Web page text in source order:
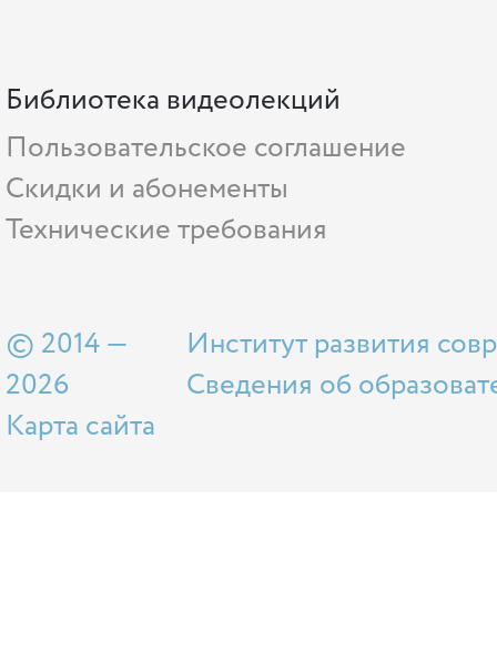
Библиотека видеолекций
Пользовательское соглашение
Скидки и абонементы
Технические требования
© 2014 —
2026
Карта сайта
Институт развития
Сведения об